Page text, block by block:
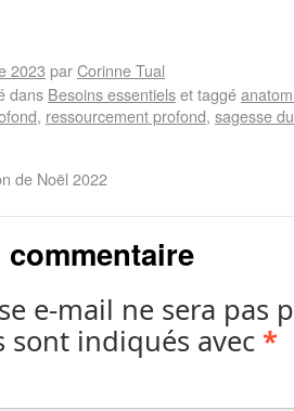
2023 parCorinne Tual
dans Besoins essentielset taggé
, ressourcement profond, sagesse
de Noël 2022
e-mail ne sera pas
sont indiqués avec *